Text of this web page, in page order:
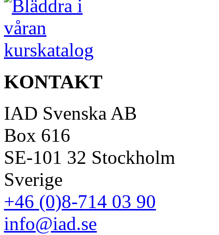
KONTAKT
IAD Svenska AB
Box 616
SE-101 32 Stockholm
Sverige
+46 (0)8-714 03 90
info@iad.se